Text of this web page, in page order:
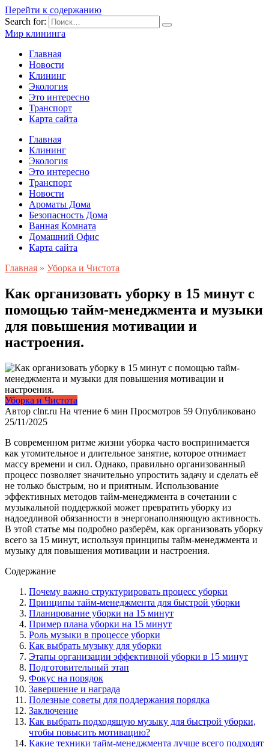
Перейти к содержанию
Search for:
Мир клининга
Главная
Новости
Клининг
Экология
Это интересно
Транспорт
Карта сайта
Главная
Клининг
Экология
Это интересно
Транспорт
Новости
Ароматы Дома
Безопасность Дома
Ванная Комната
Домашний Офис
Карта сайта
Главная » Уборка и Чистота
Как организовать уборку в 15 минут с
помощью тайм-менеджмента и музыки
для повышения мотивации и
настроения.
Уборка и Чистота
Автор clnr.ru На чтение 6 мин Просмотров 59 Опубликовано
25/11/2025
В современном ритме жизни уборка часто воспринимается
как утомительное и длительное занятие, которое отнимает
массу времени и сил. Однако, правильно организованный
процесс позволяет значительно упростить задачу и сделать её
не только быстрым, но и приятным. Использование
эффективных методов тайм-менеджмента в сочетании с
музыкальной поддержкой может превратить уборку из
надоедливой обязанности в энергонаполняющую активность.
В этой статье мы подробно разберём, как организовать уборку
всего за 15 минут, используя принципы тайм-менеджмента и
музыку для повышения мотивации и настроения.
Содержание
Почему важно структурировать процесс уборки
Принципы тайм-менеджмента для быстрой уборки
Планирование уборки на 15 минут
Пример плана уборки на 15 минут
Роль музыки в процессе уборки
Как выбрать музыку для уборки
Этапы организации эффективной уборки в 15 минут
Подготовительный этап
Фокус на порядок
Завершение и награда
Полезные советы для поддержания порядка
Заключение
Как выбрать подходящую музыку для быстрой уборки,
чтобы повысить мотивацию?
Какие техники тайм-менеджмента лучше всего подходят